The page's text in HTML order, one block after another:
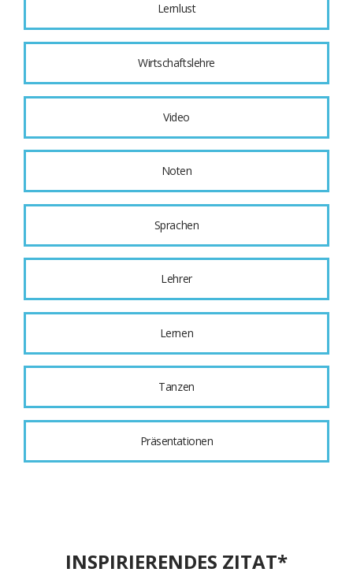
Lernlust
Wirtschaftslehre
Video
Noten
Sprachen
Lehrer
Lernen
Tanzen
Präsentationen
INSPIRIERENDES ZITAT*